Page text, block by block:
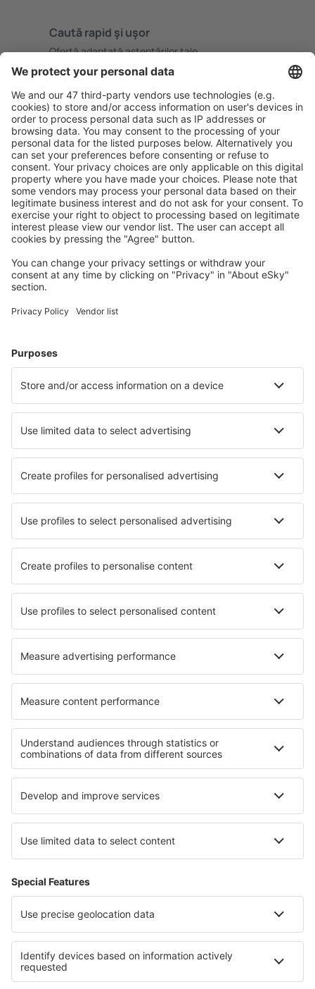
Caută rapid şi uşor
Ofertă adaptată aşteptărilor tale.
Planifică ȋn siguranţă
Rezervare fără griji cu opțiune gratuită de anulare.
Economiseşte mai mult
Prețuri atractive și oferte speciale pentru utilizatorii
conectați.
Cazarea preferată
Alege din peste 1,3 mil. de opţiuni: hoteluri, cabane,
Cele mai căutate cazări de către utilizatorii eSky
Cazare Westerhever
Cazare în Gromitz Cazare în Westerland
Cazare în Heringsdorf Cazare în Kassel
Cazare în Uckeritz Cazare în Timmendorfer Strand
Cele mai bune locuri de cazare - orașe
Cazare în Ibarlucea Cazare în Casapesenna
Cazare în Nissaki Cazare în Saariselka
Cazare în Primavera Do Leste Cazare în Trowbridge
Cele mai bune locuri de cazare - regiuni
Cazare in Saxonia Inferioară Cazare in Bavarian Alps
Cazare în Oberstdorf Cazare on East Frisian Islands
Cazare in Renania-Palatinat Cazare in Lednice - Valtice Area
Cazare în South Bohemia Cazare in Dobrici